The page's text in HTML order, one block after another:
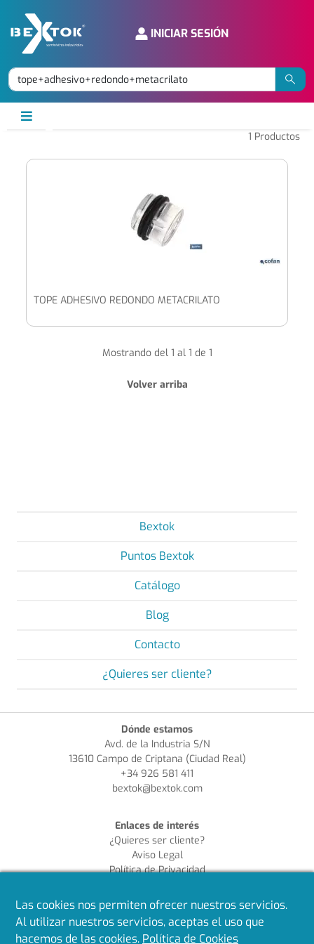
INICIAR SESIÓN
1 Productos
TOPE ADHESIVO REDONDO METACRILATO
Mostrando del 1 al 1 de 1
Volver arriba
Bextok
Puntos Bextok
Catálogo
Blog
Contacto
¿Quieres ser cliente?
Dónde estamos
Avd. de la Industria S/N
13610 Campo de Criptana (Ciudad Real)
+34 926 581 411
bextok@bextok.com
Enlaces de interés
¿Quieres ser cliente?
Aviso Legal
Política de Privacidad
Política de Calidad
Síguenos en redes
Las cookies nos permiten ofrecer nuestros servicios.
Al utilizar nuestros servicios, aceptas el uso que
hacemos de las cookies. Política de Cookies